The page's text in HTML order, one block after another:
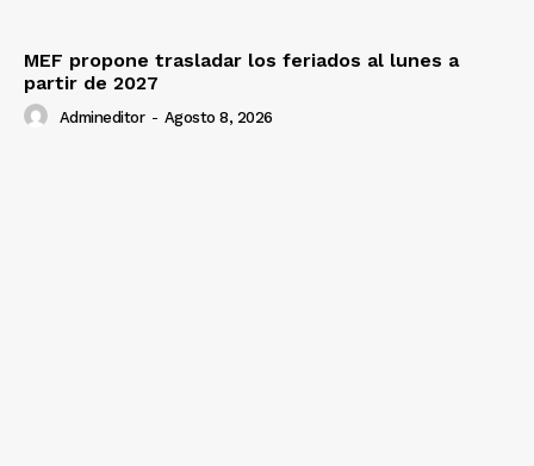
MEF propone trasladar los feriados al lunes a
partir de 2027
Admineditor - Agosto 8, 2026